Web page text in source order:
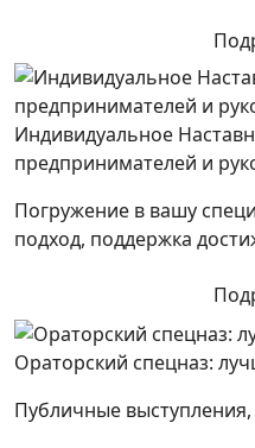
Индивидуальное
предпринимателей и
Погружение в вашу
подход, поддержка
Ораторский спецназ:
Публичные